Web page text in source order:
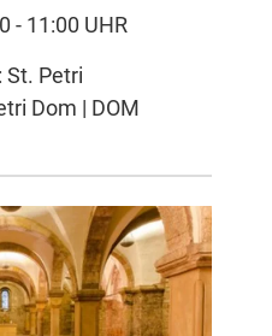
- 11:00 UHR
St. Petri
Dom | DOM